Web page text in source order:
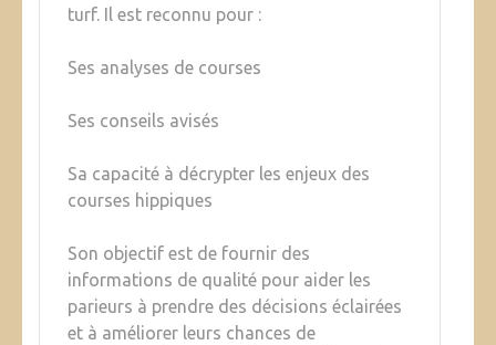
turf. Il est reconnu pour :
Ses analyses de courses
Ses conseils avisés
Sa capacité à décrypter les enjeux des
courses hippiques
Son objectif est de fournir des
informations de qualité pour aider les
parieurs à prendre des décisions éclairées
et à améliorer leurs chances de